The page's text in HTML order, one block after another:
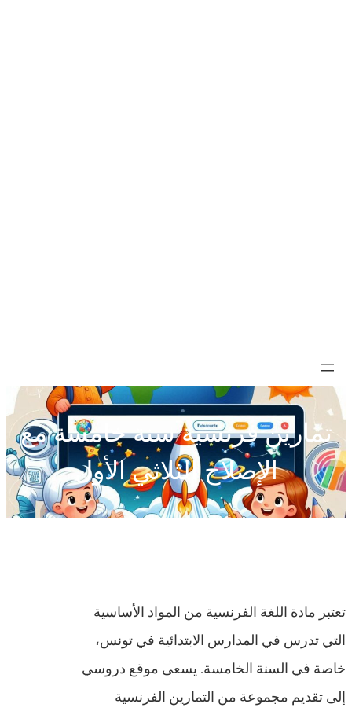
تخطى
إلى
المحتوى
تمارين فرنسية سنة خامسة مع
الإصلاح الثلاثي الأول
تعتبر مادة اللغة الفرنسية من المواد الأساسية
التي تدرس في المدارس الابتدائية في تونس،
خاصة في السنة الخامسة. يسعى موقع دروسي
إلى تقديم مجموعة من التمارين الفرنسية